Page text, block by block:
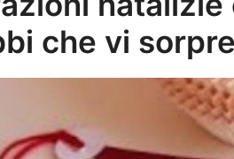
che vi